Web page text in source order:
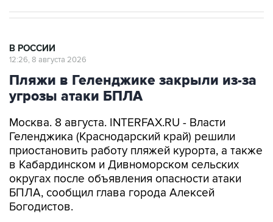
В РОССИИ
12:26, 8 августа 2026
Пляжи в Геленджике закрыли из-за
угрозы атаки БПЛА
Москва. 8 августа. INTERFAX.RU - Власти
Геленджика (Краснодарский край) решили
приостановить работу пляжей курорта, а также
в Кабардинском и Дивноморском сельских
округах после объявления опасности атаки
БПЛА, сообщил глава города Алексей
Богодистов.